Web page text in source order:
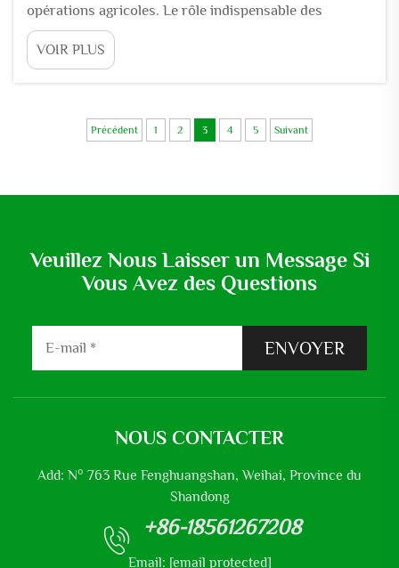
opérations agricoles. Le rôle indispensable des
pompes submersibles en agriculture. Dans la trame
complexe des opérations agricoles, la gestion de l'eau
constitue un facteur déterminant pour la réussite, et
VOIR PLUS
Précédent 1 2 3 4 5 Suivant
Veuillez Nous Laisser un Message Si
Vous Avez des Questions
ENVOYER
NOUS CONTACTER
Add: N° 763 Rue Fenghuangshan, Weihai, Province du
Shandong
+86-18561267208
Email: [email protected]